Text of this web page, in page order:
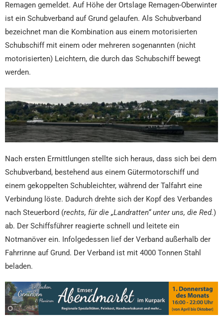
Remagen gemeldet. Auf Höhe der Ortslage Remagen-Oberwinter
ist ein Schubverband auf Grund gelaufen. Als Schubverband
bezeichnet man die Kombination aus einem motorisierten
Schubschiff mit einem oder mehreren sogenannten (nicht
motorisierten) Leichtern, die durch das Schubschiff bewegt
werden.
Nach ersten Ermittlungen stellte sich heraus, dass sich bei dem
Schubverband, bestehend aus einem Gütermotorschiff und
einem gekoppelten Schubleichter, während der Talfahrt eine
Verbindung löste. Dadurch drehte sich der Kopf des Verbandes
nach Steuerbord (rechts, für die „Landratten“ unter uns, die Red.)
ab. Der Schiffsführer reagierte schnell und leitete ein
Notmanöver ein. Infolgedessen lief der Verband außerhalb der
Fahrrinne auf Grund. Der Verband ist mit 4000 Tonnen Stahl
beladen.